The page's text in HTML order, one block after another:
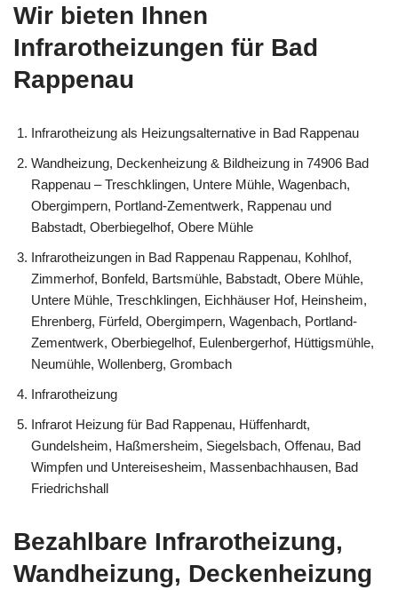
Wir bieten Ihnen
Infrarotheizungen für Bad
Rappenau
Infrarotheizung als Heizungsalternative in Bad Rappenau
Wandheizung, Deckenheizung & Bildheizung in 74906 Bad
Rappenau – Treschklingen, Untere Mühle, Wagenbach,
Obergimpern, Portland-Zementwerk, Rappenau und
Babstadt, Oberbiegelhof, Obere Mühle
Infrarotheizungen in Bad Rappenau Rappenau, Kohlhof,
Zimmerhof, Bonfeld, Bartsmühle, Babstadt, Obere Mühle,
Untere Mühle, Treschklingen, Eichhäuser Hof, Heinsheim,
Ehrenberg, Fürfeld, Obergimpern, Wagenbach, Portland-
Zementwerk, Oberbiegelhof, Eulenbergerhof, Hüttigsmühle,
Neumühle, Wollenberg, Grombach
Infrarotheizung
Infrarot Heizung für Bad Rappenau, Hüffenhardt,
Gundelsheim, Haßmersheim, Siegelsbach, Offenau, Bad
Wimpfen und Untereisesheim, Massenbachhausen, Bad
Friedrichshall
Bezahlbare Infrarotheizung,
Wandheizung, Deckenheizung